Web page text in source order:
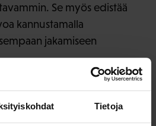
Tietoja
Se myös edistää
kannustamalla
jakamiseen
lisäksi on useita muita
kestävästi.
Tutustu
kohentamiseksi